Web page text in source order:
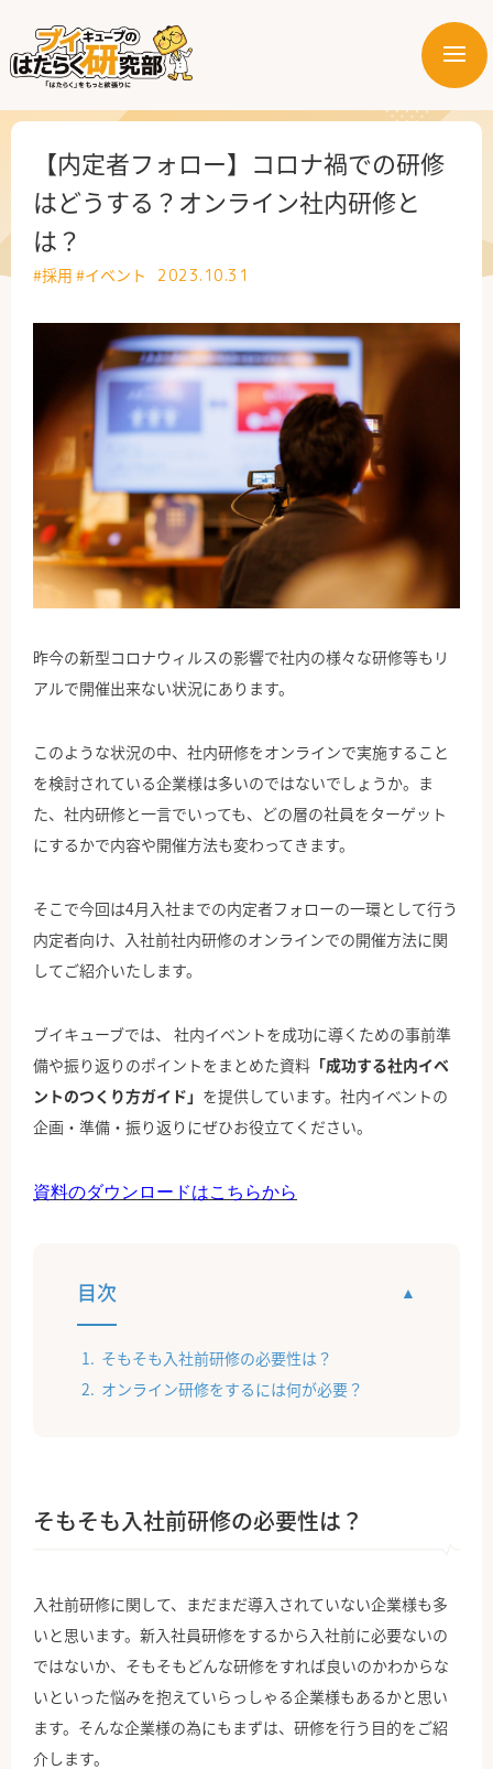
メ
ー
はたらく部署
はたらく課題
はたらく製品・サービス
公式X
公式Facebook
【内定者フォロー】コロナ禍での研修
はどうする？オンライン社内研修と
は？
#採用 #イベント 2023.10.31
昨今の新型コロナウィルスの影響で社内の様々な研修等もリ
アルで開催出来ない状況にあります。
このような状況の中、社内研修をオンラインで実施すること
を検討されている企業様は多いのではないでしょうか。ま
た、社内研修と一言でいっても、どの層の社員をターゲット
にするかで内容や開催方法も変わってきます。
そこで今回は4月入社までの内定者フォローの一環として行う
内定者向け、入社前社内研修のオンラインでの開催方法に関
してご紹介いたします。
ブイキューブでは、 社内イベントを成功に導くための事前準
備や振り返りのポイントをまとめた資料 「成功する社内イベ
ントのつくり方ガイド」 を提供しています。社内イベントの
企画・準備・振り返りにぜひお役立てください。
資料のダウンロードはこちらから
目次
そもそも入社前研修の必要性は？
オンライン研修をするには何が必要？
そもそも入社前研修の必要性は？
入社前研修に関して、まだまだ導入されていない企業様も多
いと思います。新入社員研修をするから入社前に必要ないの
ではないか、そもそもどんな研修をすれば良いのかわからな
いといった悩みを抱えていらっしゃる企業様もあるかと思い
ます。そんな企業様の為にもまずは、研修を行う目的をご紹
介します。